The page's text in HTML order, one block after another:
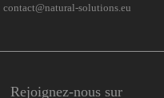
contact@natural-solutions.eu
Rejoignez-nous sur